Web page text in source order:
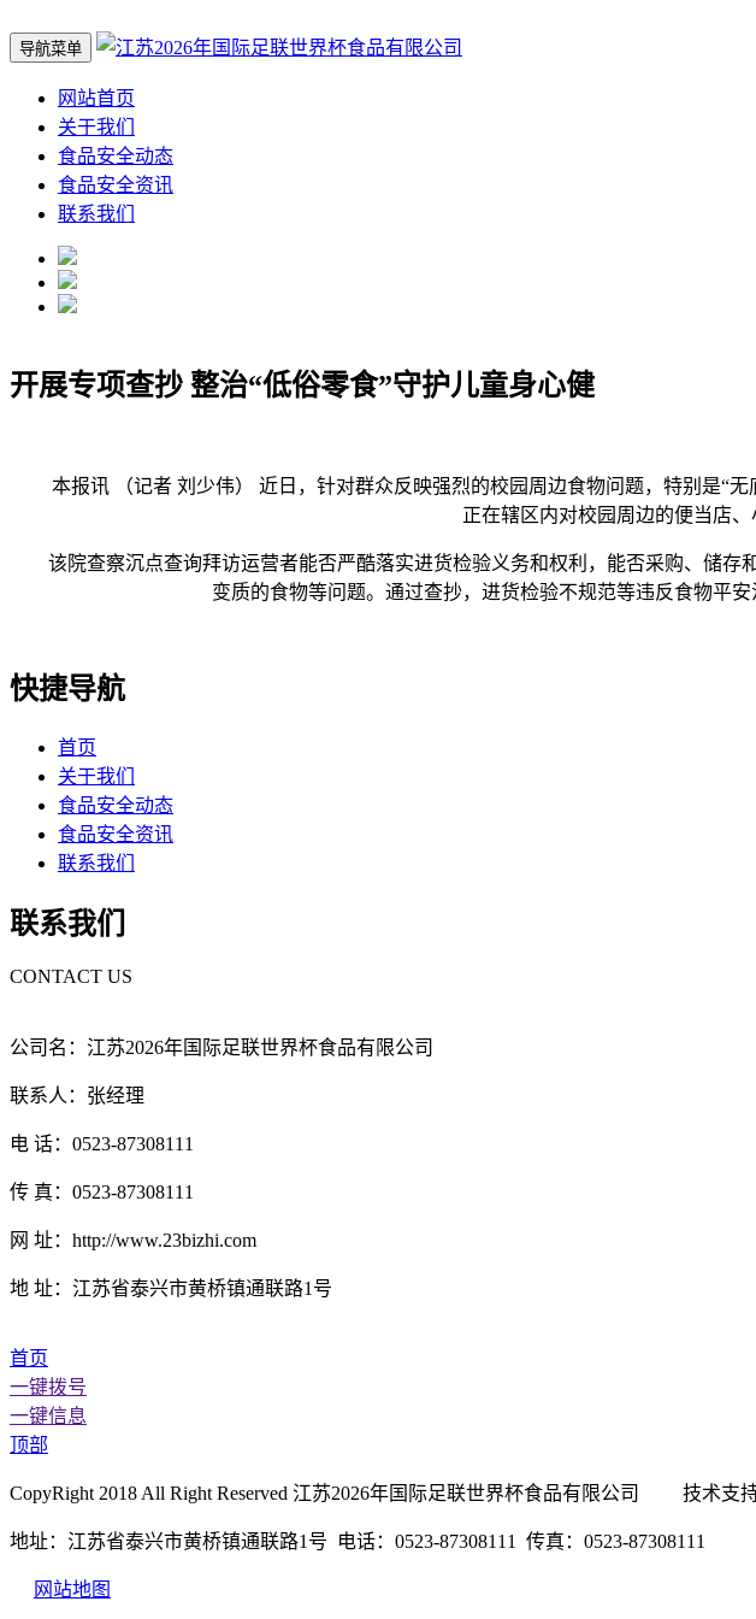
导航菜单
网站首页
关于我们
食品安全动态
食品安全资讯
联系我们
开展专项查抄 整治“低俗零食”守护儿童身心健
本报讯 （记者 刘少伟） 近日，针对群众反映强烈的校园周边食物问题，特别是“无
正在辖区内对校园周边的便当店
该院查察沉点查询拜访运营者能否严酷落实进货检验义务和权利，能否采购、储存
变质的食物等问题。通过查抄，进货检验不规范等违反食物平
快捷导航
首页
关于我们
食品安全动态
食品安全资讯
联系我们
联系我们
CONTACT US
公司名：江苏2026年国际足联世界杯食品有限公司
联系人：张经理
电 话：0523-87308111
传 真：0523-87308111
网 址：http://www.23bizhi.com
地 址：江苏省泰兴市黄桥镇通联路1号
首页
一键拨号
一键信息
顶部
CopyRight 2018 All Right Reserved 江苏2026年国际足联世界杯食品有限公司 技术支
地址：江苏省泰兴市黄桥镇通联路1号 电话：0523-87308111 传真：0523-87308111
网站地图